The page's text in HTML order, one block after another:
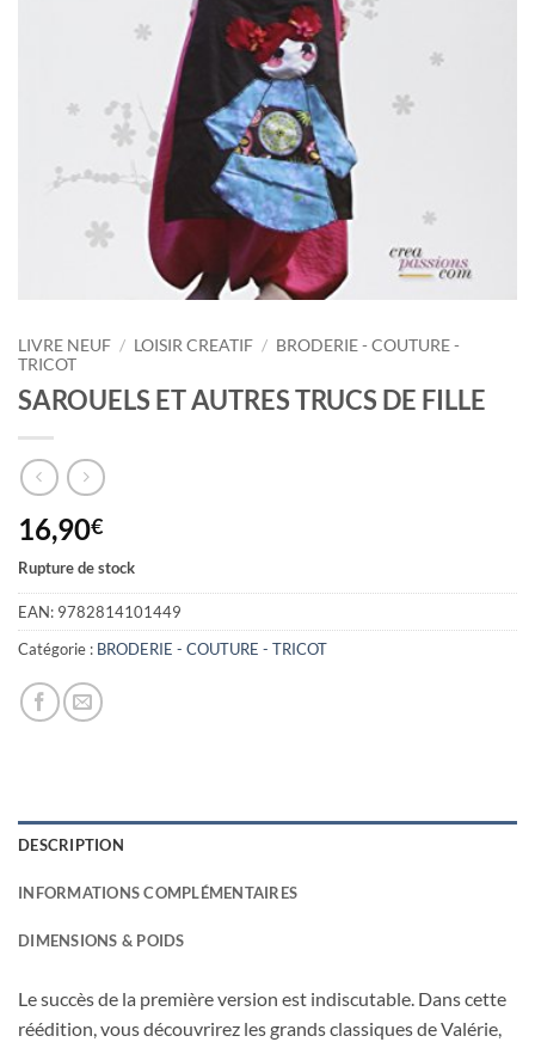
LIVRE NEUF / LOISIR CREATIF / BRODERIE - COUTURE -
TRICOT
SAROUELS ET AUTRES TRUCS DE FILLE
16,90€
Rupture de stock
EAN: 9782814101449
Catégorie : BRODERIE - COUTURE - TRICOT
DESCRIPTION
INFORMATIONS COMPLÉMENTAIRES
DIMENSIONS & POIDS
Le succès de la première version est indiscutable. Dans cette
réédition, vous découvrirez les grands classiques de Valérie,